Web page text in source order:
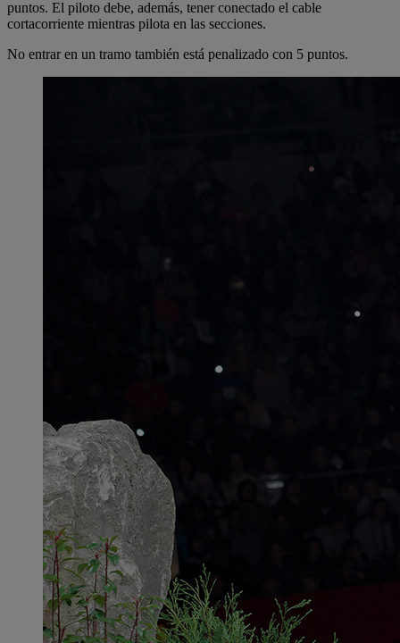
puntos. El piloto debe, además, tener conectado el cable
cortacorriente mientras pilota en las secciones.
No entrar en un tramo también está penalizado con 5 puntos.